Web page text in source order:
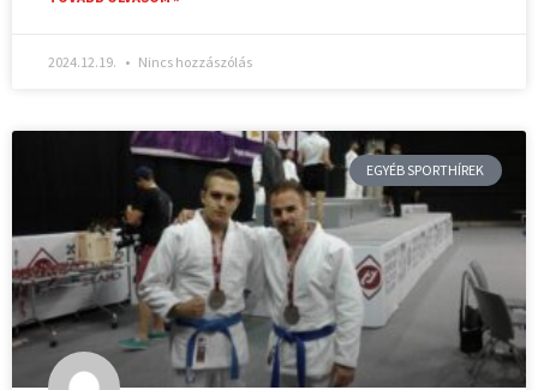
2024.12.19. Nincs hozzászólás
EGYÉB SPORTHÍREK